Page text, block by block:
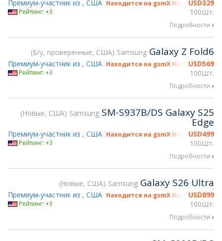
USD329
100Шт.
Премиум-участник из , США Находится на gsmX Hong Kong 2026
Рейтинг: +3
Подробности
Б/у, проверенные, США Samsung Galaxy Z Fold6
USD569
100Шт.
Премиум-участник из , США Находится на gsmX Hong Kong 2026
Рейтинг: +3
Подробности
Новые, США Samsung SM-S937B/DS Galaxy S25
Edge
USD499
100Шт.
Премиум-участник из , США Находится на gsmX Hong Kong 2026
Рейтинг: +3
Подробности
Новые, США Samsung Galaxy S26 Ultra
USD899
100Шт.
Премиум-участник из , США Находится на gsmX Hong Kong 2026
Рейтинг: +3
Подробности